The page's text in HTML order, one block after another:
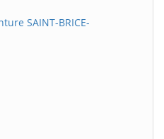
SAINT-BRICE-